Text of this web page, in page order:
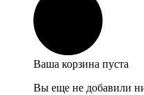
Ваша корзина пуста
Вы еще не добавили